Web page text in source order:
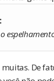
muitas. De